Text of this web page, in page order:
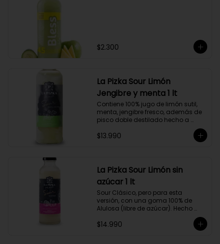
$2.300
La Pizka Sour Limón
Jengibre y menta 1 lt
Contiene 100% jugo de limón sutil,
menta, jengibre fresco, además de
pisco doble destilado hecho a
Alejandría, Amarilla, Rosada y
$13.990
La Pizka Sour Limón sin
azúcar 1 lt
Sour Clásico, pero para esta
versión, con una goma 100% de
Alulosa (libre de azúcar). Hecho
100% con jugo de limón sutil y pisco
doble destilado de receta propia
hecho a partir de uva Moscatel de
$14.990